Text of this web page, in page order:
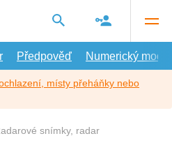
Předpověď Numerický model
místy přeháňky nebo
snímky, radar